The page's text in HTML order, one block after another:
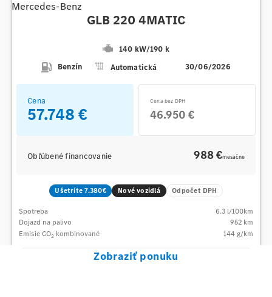
Mercedes-Benz
GLB 220 4MATIC
140 kW/190 k
Benzín
Automatická 30/06/2026
Cena
57.748 €
Cena bez DPH
46.950 €
Obľúbené financovanie 988 €mesačne
Ušetríte 7.380€ Nové vozidlá Odpočet DPH
Spotreba 6.3 l/100km
Dojazd na palivo
952 km
Emisie CO2 kombinované 144 g/km
Zobraziť ponuku